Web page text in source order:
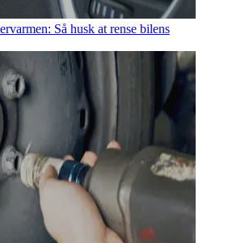
Så husk at rense bilens